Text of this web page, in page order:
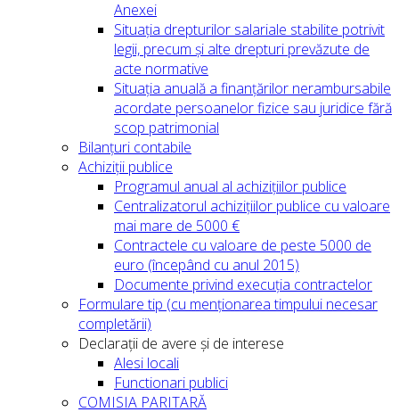
Anexei
Situația drepturilor salariale stabilite potrivit
legii, precum și alte drepturi prevăzute de
acte normative
Situația anuală a finanțărilor nerambursabile
acordate persoanelor fizice sau juridice fără
scop patrimonial
Bilanțuri contabile
Achiziții publice
Programul anual al achizițiilor publice
Centralizatorul achizițiilor publice cu valoare
mai mare de 5000 €
Contractele cu valoare de peste 5000 de
euro (începând cu anul 2015)
Documente privind execuția contractelor
Formulare tip (cu menționarea timpului necesar
completării)
Declarații de avere și de interese
Alesi locali
Functionari publici
COMISIA PARITARĂ